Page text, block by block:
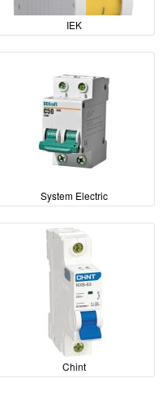
IEK
System Electric
Chint